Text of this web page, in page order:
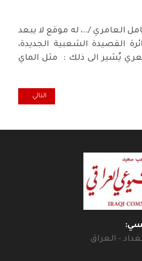
العامري /..، له موقع لا يبعد
القصيدة الشعبية الجديدة،
يُشير الى ذلك : مثل الماي
الكبير جودت فخر الدين : يرثي غزالة المعنىالمقال التالي:
التالي
- العراق